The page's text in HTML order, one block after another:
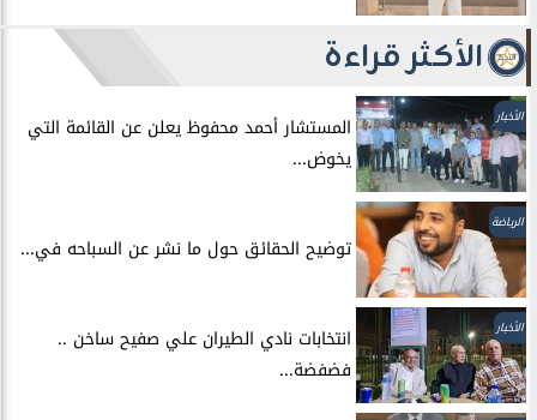
الأكثر قراءة
الأخبار
المستشار أحمد محفوظ يعلن عن القائمة التي
يخوض...
الرياضة
توضيح الحقائق حول ما نشر عن السباحه في...
الأخبار
انتخابات نادي الطيران علي صفيح ساخن ..
فضفضة...